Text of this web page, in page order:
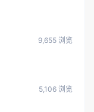
9,655 浏览
5,106 浏览